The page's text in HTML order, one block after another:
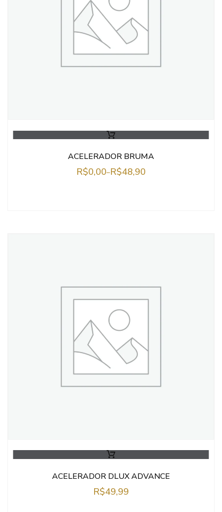
ACELERADOR BRUMA
R$0,00–R$48,90
ACELERADOR DLUX ADVANCE
R$49,99